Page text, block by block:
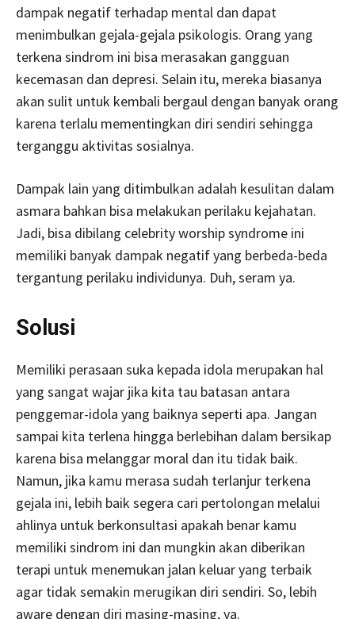
dampak negatif terhadap mental dan dapat
menimbulkan gejala-gejala psikologis. Orang yang
terkena sindrom ini bisa merasakan gangguan
kecemasan dan depresi. Selain itu, mereka biasanya
akan sulit untuk kembali bergaul dengan banyak orang
karena terlalu mementingkan diri sendiri sehingga
terganggu aktivitas sosialnya.
Dampak lain yang ditimbulkan adalah kesulitan dalam
asmara bahkan bisa melakukan perilaku kejahatan.
Jadi, bisa dibilang celebrity worship syndrome ini
memiliki banyak dampak negatif yang berbeda-beda
tergantung perilaku individunya. Duh, seram ya.
Solusi
Memiliki perasaan suka kepada idola merupakan hal
yang sangat wajar jika kita tau batasan antara
penggemar-idola yang baiknya seperti apa. Jangan
sampai kita terlena hingga berlebihan dalam bersikap
karena bisa melanggar moral dan itu tidak baik.
Namun, jika kamu merasa sudah terlanjur terkena
gejala ini, lebih baik segera cari pertolongan melalui
ahlinya untuk berkonsultasi apakah benar kamu
memiliki sindrom ini dan mungkin akan diberikan
terapi untuk menemukan jalan keluar yang terbaik
agar tidak semakin merugikan diri sendiri. So, lebih
aware dengan diri masing-masing, ya.